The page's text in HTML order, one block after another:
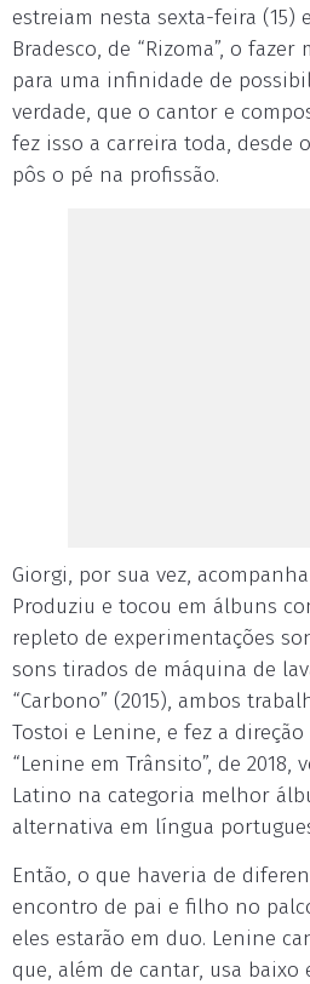
estreiam nesta sexta-feira (15)
Bradesco, de “Rizoma”, o
para uma infinidade de
verdade, que o cantor e
fez isso a carreira toda, desde
pôs o pé na profissão.
Giorgi, por sua vez,
Produziu e tocou em álbuns
repleto de experimentações
sons tirados de máquina de
“Carbono” (2015), ambos
Tostoi e Lenine, e fez a
“Lenine em Trânsito”, de 2018,
Latino na categoria melhor
alternativa em língua
Então, o que haveria de
encontro de pai e filho no
eles estarão em duo. Lenine
que, além de cantar, usa